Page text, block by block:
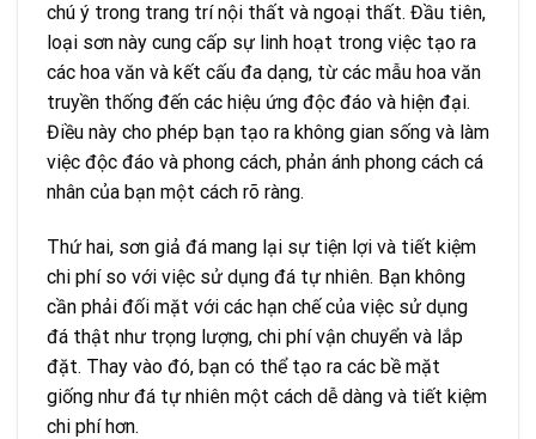
chú ý trong trang trí nội thất và ngoại thất. Đầu tiên,
loại sơn này cung cấp sự linh hoạt trong việc tạo ra
các hoa văn và kết cấu đa dạng, từ các mẫu hoa văn
truyền thống đến các hiệu ứng độc đáo và hiện đại.
Điều này cho phép bạn tạo ra không gian sống và làm
việc độc đáo và phong cách, phản ánh phong cách cá
nhân của bạn một cách rõ ràng.
Thứ hai, sơn giả đá mang lại sự tiện lợi và tiết kiệm
chi phí so với việc sử dụng đá tự nhiên. Bạn không
cần phải đối mặt với các hạn chế của việc sử dụng
đá thật như trọng lượng, chi phí vận chuyển và lắp
đặt. Thay vào đó, bạn có thể tạo ra các bề mặt
giống như đá tự nhiên một cách dễ dàng và tiết kiệm
chi phí hơn.